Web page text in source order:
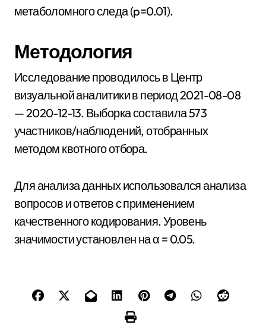
метаболомного следа (p=0.01).
Методология
Исследование проводилось в Центр
визуальной аналитики в период 2021-08-08
— 2020-12-13. Выборка составила 573
участников/наблюдений, отобранных
методом квотного отбора.
Для анализа данных использовался анализа
вопросов и ответов с применением
качественного кодирования. Уровень
значимости установлен на α = 0.05.